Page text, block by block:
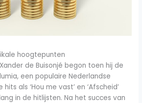
hoogtepunten
de Buisonjé begon toen hij de
een populaire Nederlandse
als ‘Hou me vast’ en ‘Afscheid’
in de hitlijsten. Na het succes van